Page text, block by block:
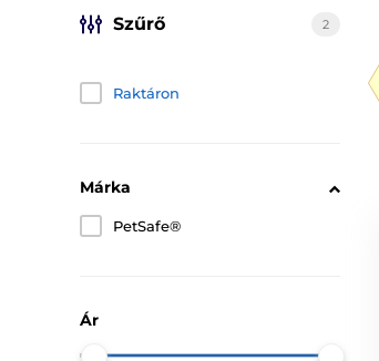
Szűrő 2
Raktáron
Márka
PetSafe®
Ár